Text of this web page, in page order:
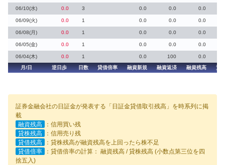
06/10(水) 0.0 3 0.0 0.0 0.0
06/09(火) 0.0 1 0.0 0.0 0.0
06/08(月) 0.0 1 0.0 0.0 0.0
06/05(金) 0.0 1 0.0 0.0 0.0
06/04(木) 0.0 1 0.0 100
0.0
月/日
逆日歩 日数 貸借倍率 融資新規 融資返済 融資残高 貸
証券金融会社の日証金が発表する「日証金貸借取引残高」を時系列に掲
載
融資残高
：信用買い残
貸株残高
：信用売り残
貸借残高
：貸株残高が融資残高を上回ったら株不足
貸借倍率
：貸借倍率の計算： 融資残高 / 貸株残高 (小数点第三位を四
捨五入)